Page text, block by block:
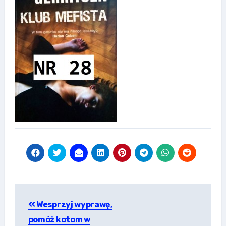
wpisu
Wesprzyj wyprawę,
pomóż kotom w